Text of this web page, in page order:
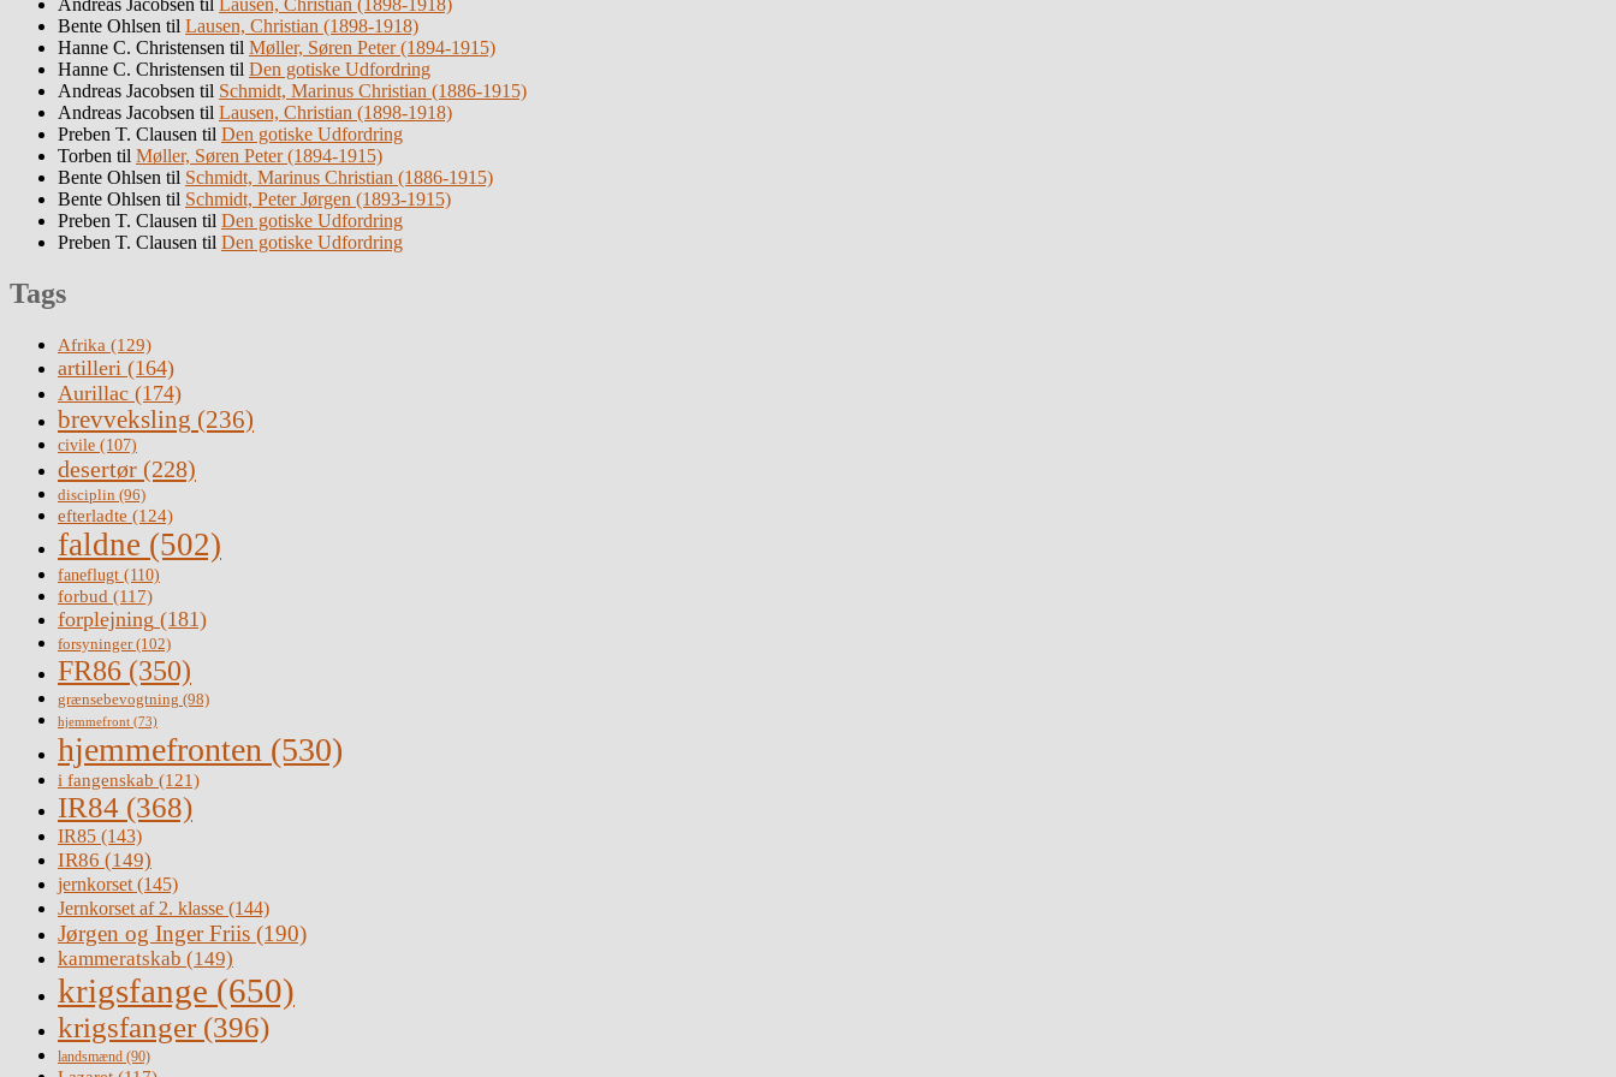
Andreas Jacobsen til Lausen, Christian (1898-1918)
Bente Ohlsen til Lausen, Christian (1898-1918)
Hanne C. Christensen til Møller, Søren Peter (1894-1915)
Hanne C. Christensen til Den gotiske Udfordring
Andreas Jacobsen til Schmidt, Marinus Christian (1886-1915)
Andreas Jacobsen til Lausen, Christian (1898-1918)
Preben T. Clausen til Den gotiske Udfordring
Torben til Møller, Søren Peter (1894-1915)
Bente Ohlsen til Schmidt, Marinus Christian (1886-1915)
Bente Ohlsen til Schmidt, Peter Jørgen (1893-1915)
Preben T. Clausen til Den gotiske Udfordring
Preben T. Clausen til Den gotiske Udfordring
Tags
Afrika (129)
artilleri (164)
Aurillac (174)
brevveksling (236)
civile (107)
desertør (228)
disciplin (96)
efterladte (124)
faldne (502)
faneflugt (110)
forbud (117)
forplejning (181)
forsyninger(102)
FR86 (350)
grænsebevogtning (98)
hjemmefront (73)
hjemmefronten (530)
i fangenskab (121)
IR84 (368)
IR85 (143)
IR86 (149)
jernkorset(145)
Jernkorset af 2. klasse (144)
Jørgen og Inger Friis (190)
kammeratskab (149)
krigsfange (650)
krigsfanger (396)
landsmænd (90)